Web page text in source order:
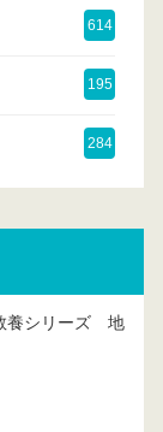
614
195
284
養シリーズ 地